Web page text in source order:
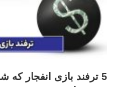
5 ترفند بازی انفجار